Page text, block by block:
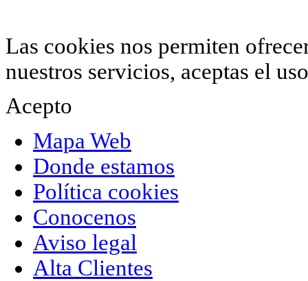
Las cookies nos permiten
nuestros servicios, aceptas el
Acepto
Mapa Web
Donde estamos
Política cookies
Conocenos
Aviso legal
Alta Clientes